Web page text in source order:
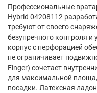
Профессиональные
Hybrid 04208112
требуют от своего
безупречного контроля и
корпус с перфорацией
не ограничивает
Finger) сочетает
для максимальной
посадки. Латексная